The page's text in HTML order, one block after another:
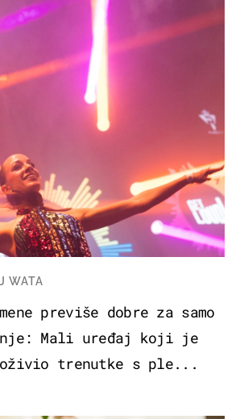
WATA
previše dobre za samo
Mali uređaj koji je
oživio trenutke s ple...